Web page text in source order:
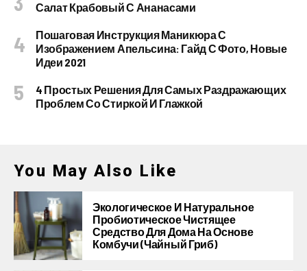
Салат Крабовый С Ананасами
Пошаговая Инструкция Маникюра С
Изображением Апельсина: Гайд С Фото, Новые
Идеи 2021
4 Простых Решения Для Самых Раздражающих
Проблем Со Стиркой И Глажкой
You May Also Like
Экологическое И Натуральное
Пробиотическое Чистящее
Средство Для Дома На Основе
Комбучи (чайный Гриб)